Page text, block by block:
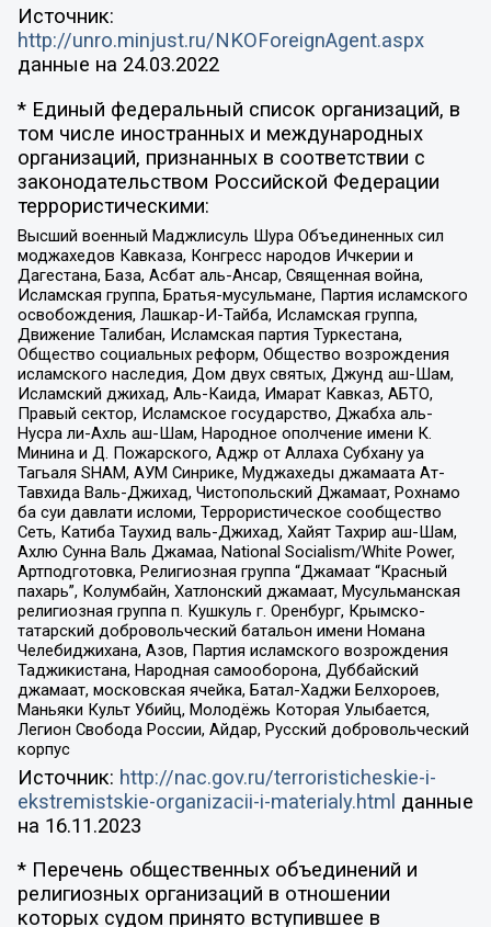
Источник:
http://unro.minjust.ru/NKOForeignAgent.aspx
данные на 24.03.2022
* Единый федеральный список организаций, в
том числе иностранных и международных
организаций, признанных в соответствии с
законодательством Российской Федерации
террористическими:
Высший военный Маджлисуль Шура Объединенных сил
моджахедов Кавказа, Конгресс народов Ичкерии и
Дагестана, База, Асбат аль-Ансар, Священная война,
Исламская группа, Братья-мусульмане, Партия исламского
освобождения, Лашкар-И-Тайба, Исламская группа,
Движение Талибан, Исламская партия Туркестана,
Общество социальных реформ, Общество возрождения
исламского наследия, Дом двух святых, Джунд аш-Шам,
Исламский джихад, Аль-Каида, Имарат Кавказ, АБТО,
Правый сектор, Исламское государство, Джабха аль-
Нусра ли-Ахль аш-Шам, Народное ополчение имени К.
Минина и Д. Пожарского, Аджр от Аллаха Субхану уа
Тагьаля SHAM, АУМ Синрике, Муджахеды джамаата Ат-
Тавхида Валь-Джихад, Чистопольский Джамаат, Рохнамо
ба суи давлати исломи, Террористическое сообщество
Сеть, Катиба Таухид валь-Джихад, Хайят Тахрир аш-Шам,
Ахлю Сунна Валь Джамаа, National Socialism/White Power,
Артподготовка, Религиозная группа “Джамаат “Красный
пахарь”, Колумбайн, Хатлонский джамаат, Мусульманская
религиозная группа п. Кушкуль г. Оренбург, Крымско-
татарский добровольческий батальон имени Номана
Челебиджихана, Азов, Партия исламского возрождения
Таджикистана, Народная самооборона, Дуббайский
джамаат, московская ячейка, Батал-Хаджи Белхороев,
Маньяки Культ Убийц, Молодёжь Которая Улыбается,
Легион Свобода России, Айдар, Русский добровольческий
корпус
Источник: http://nac.gov.ru/terroristicheskie-i-
ekstremistskie-organizacii-i-materialy.html данные
на 16.11.2023
* Перечень общественных объединений и
религиозных организаций в отношении
которых судом принято вступившее в